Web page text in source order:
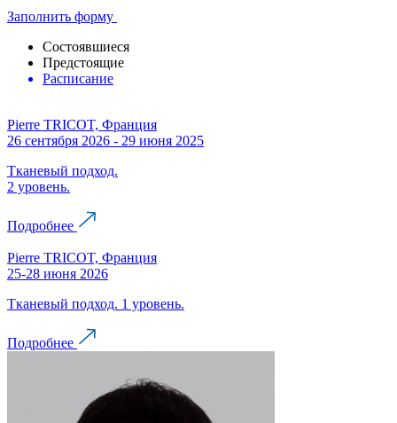
Заполнить форму
Состоявшиеся
Предстоящие
Расписание
Pierre TRICOT, Франция
26 сентября 2026 - 29 июня 2025
Тканевый подход.
2 уровень.
Подробнее
Pierre TRICOT, Франция
25-28 июня 2026
Тканевый подход. 1 уровень.
Подробнее